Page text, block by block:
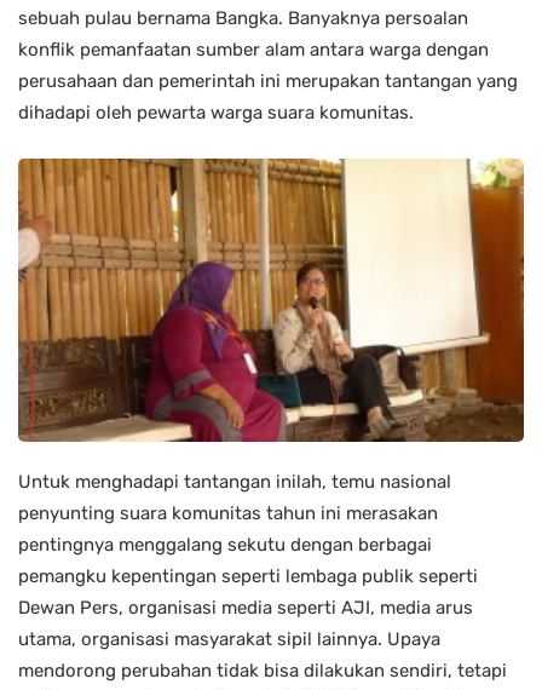
sebuah pulau bernama Bangka. Banyaknya persoalan
konflik pemanfaatan sumber alam antara warga dengan
perusahaan dan pemerintah ini merupakan tantangan yang
dihadapi oleh pewarta warga suara komunitas.
Untuk menghadapi tantangan inilah, temu nasional
penyunting suara komunitas tahun ini merasakan
pentingnya menggalang sekutu dengan berbagai
pemangku kepentingan seperti lembaga publik seperti
Dewan Pers, organisasi media seperti AJI, media arus
utama, organisasi masyarakat sipil lainnya. Upaya
mendorong perubahan tidak bisa dilakukan sendiri, tetapi